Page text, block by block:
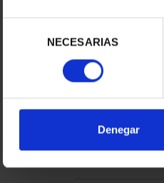
consentimiento
NECESARIAS
Denegar
ORDENAR POR: